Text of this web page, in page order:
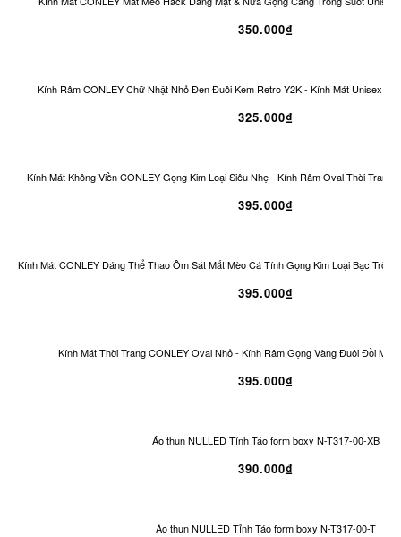
350.000₫
Kính Râm CONLEY Chữ Nhật Nhỏ Đen Đuôi Kem Retro Y2K - Kính Mát Unisex
325.000₫
Kính Mát Không Viền CONLEY Gọng Kim Loại Siêu Nhẹ - Kính Râm Oval Thời Trang
395.000₫
Kính Mát CONLEY Dáng Thể Thao Ôm Sát Mắt Mèo Cá Tính Gọng Kim Loại Bạc
395.000₫
Kính Mát Thời Trang CONLEY Oval Nhỏ - Kính Râm Gọng Vàng Đuôi Đồi Mồi
395.000₫
Áo thun NULLED Tỉnh Táo form boxy N-T317-00-XB
390.000₫
Áo thun NULLED Tỉnh Táo form boxy N-T317-00-T